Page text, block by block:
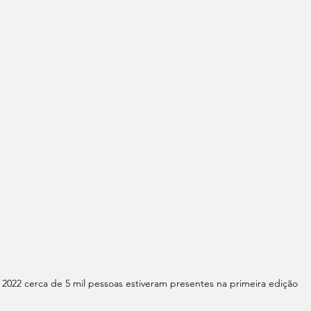
2022 cerca de 5 mil pessoas estiveram presentes na primeira edição